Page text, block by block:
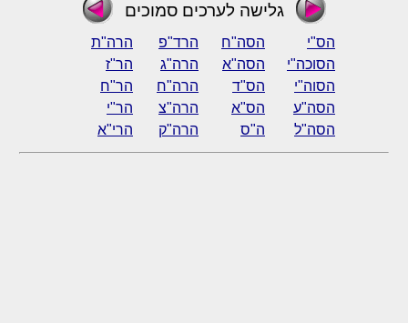
גלישה לערכים סמוכים
הס"י הסה"ח הרד"פ
הרה"ת
הסוכה"י
הסה"א הרה"ג
הר"ז
הסוה"י
הס"ד הרה"ח
הר"ח
הסה"ע
הס"א הרה"צ
הר"י
הסה"ל
ה"ס הרה"ק הרי"א